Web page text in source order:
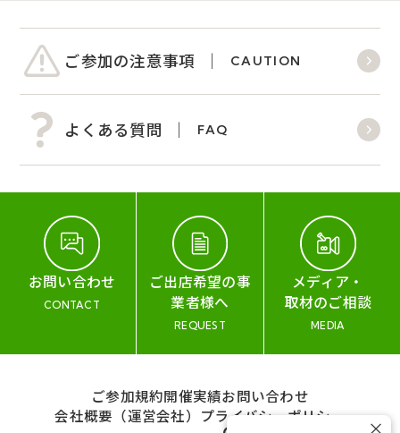
ご参加の注意事項 CAUTION
よくある質問 FAQ
お問い合わせ
CONTACT
ご出店希望の事
業者様へ
REQUEST
メディア・
取材のご相談
MEDIA
ご参加規約開催実績お問い合わせ
会社概要（運営会社） プライバシーポリシー
×